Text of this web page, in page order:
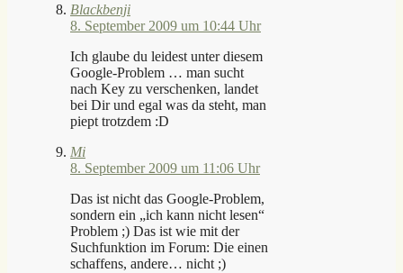
Blackbenji
8. September 2009 um 10:44 Uhr
Ich glaube du leidest unter diesem
Google-Problem … man sucht
nach Key zu verschenken, landet
bei Dir und egal was da steht, man
piept trotzdem :D
Mi
8. September 2009 um 11:06 Uhr
Das ist nicht das Google-Problem,
sondern ein „ich kann nicht lesen“
Problem ;) Das ist wie mit der
Suchfunktion im Forum: Die einen
schaffens, andere… nicht ;)